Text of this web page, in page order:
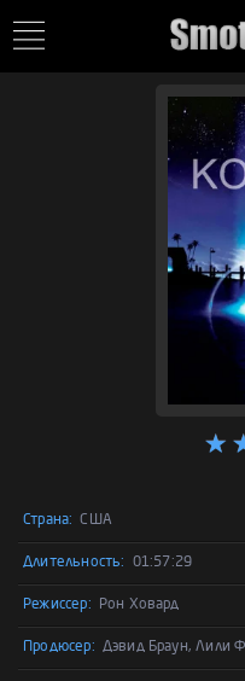
Страна: США
Длительность: 01:57:29
Режиссер: Рон Ховард
Продюсер: Дэвид Браун, Лили